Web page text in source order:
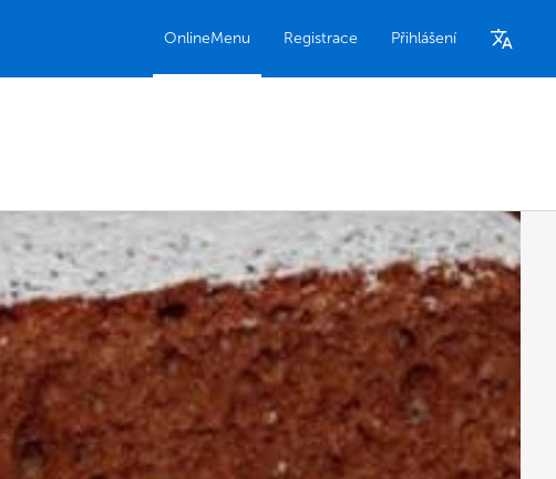
OnlineMenu Registrace Přihlášení